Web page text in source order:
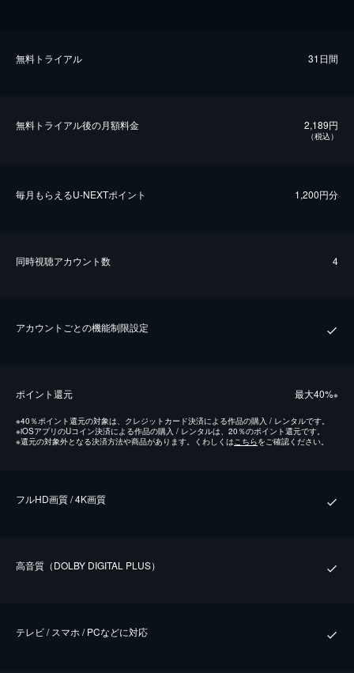
無料トライアル 31日間
無料トライアル後の⽉額料金 2,189円
（税込）
毎⽉もらえるU-NEXTポイント 1,200円分
同時視聴アカウント数 4
アカウントごとの機能制限設定
ポイント還元 最⼤40%※
※40％ポイント還元の対象は、クレジットカード決済による作品の購入 / レンタルです。
※iOSアプリのUコイン決済による作品の購入 / レンタルは、20％のポイント還元です。
※還元の対象外となる決済方法や商品があります。くわしくはこちらをご確認ください。
フルHD画質 / 4K画質
⾼⾳質（DOLBY DIGITAL PLUS）
テレビ / スマホ / PCなどに対応